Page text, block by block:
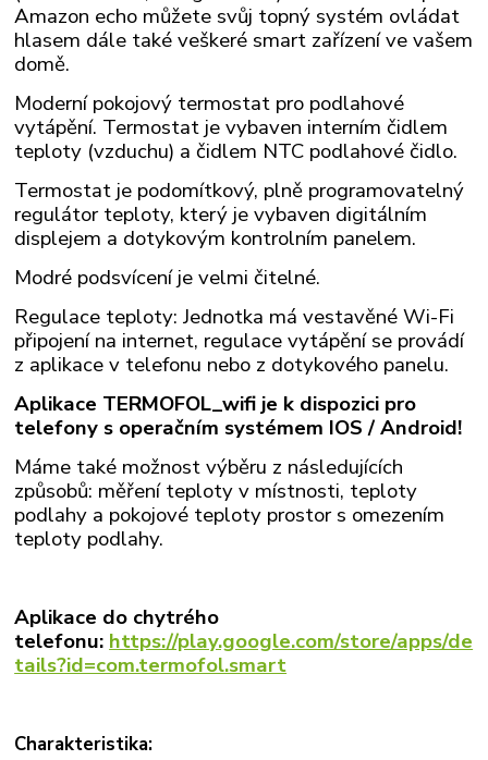
Amazon echo můžete svůj topný systém ovládat
hlasem dále také veškeré smart zařízení ve vašem
domě.
Moderní pokojový termostat pro podlahové
vytápění. Termostat je vybaven interním čidlem
teploty (vzduchu) a čidlem NTC podlahové čidlo.
Termostat je podomítkový, plně programovatelný
regulátor teploty, který je vybaven digitálním
displejem a dotykovým kontrolním panelem.
Modré podsvícení je velmi čitelné.
Regulace teploty: Jednotka má vestavěné Wi-Fi
připojení na internet, regulace vytápění se provádí
z aplikace v telefonu nebo z dotykového panelu.
Aplikace TERMOFOL_wifi je k dispozici pro
telefony s operačním systémem IOS/ Android!
Máme také možnost výběru z následujících
způsobů: měření teploty v místnosti, teploty
podlahy a pokojové teploty prostor s omezením
teploty podlahy.
Aplikace do chytrého
telefonu:https://play.google.com/store/apps/de
tails?id=com.termofol.smart
Charakteristika: